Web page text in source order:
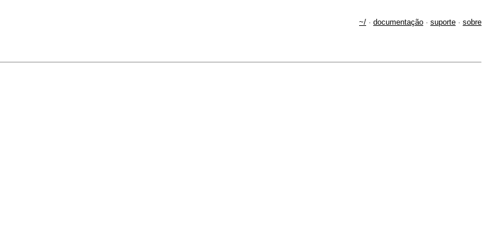
~/ · documentação · suporte · sobre